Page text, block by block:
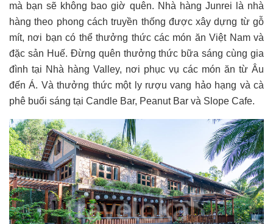
mà bạn sẽ không bao giờ quên. Nhà hàng Junrei là nhà
hàng theo phong cách truyền thống được xây dựng từ gỗ
mít, nơi bạn có thể thưởng thức các món ăn Việt Nam và
đặc sản Huế. Đừng quên thưởng thức bữa sáng cùng gia
đình tại Nhà hàng Valley, nơi phục vụ các món ăn từ Âu
đến Á. Và thưởng thức một ly rượu vang hảo hạng và cà
phê buổi sáng tại Candle Bar, Peanut Bar và Slope Cafe.